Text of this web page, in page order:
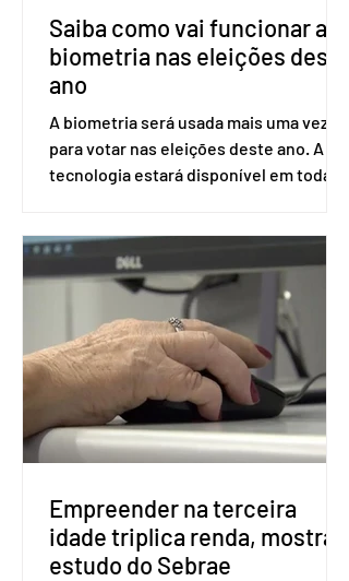
Saiba como vai funcionar a
biometria nas eleições deste
ano
A biometria será usada mais uma vez
para votar nas eleições deste ano. A
tecnologia estará disponível em todas
Apesar da requisição, a biometria não é
obrigatória para exercer o direito ao
voto. Se o título estiver regular, o
eleitor pode votar mesmo sem ter
realizado esse cadastro. Neste caso,
será exigido o documento de
identificação para acesso à urna
eletrônica. Se a urna eletrônica não
reconh
Empreender na terceira
idade triplica renda, mostra
estudo do Sebrae